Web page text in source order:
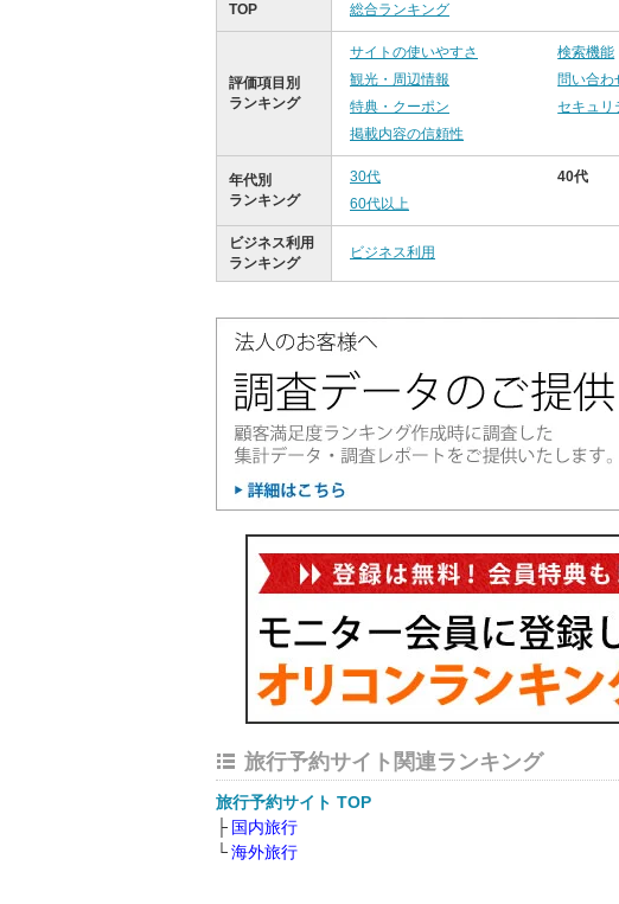
TOP 総合ランキング
評価項目別
ランキング
サイトの使いやすさ 検索機能
観光・周辺情報
問い合わ
特典・クーポン
セキュリ
掲載内容の信頼性
年代別
ランキング
30代 40代
60代以上
ビジネス利用
ランキング
ビジネス利用
旅行予約サイト関連ランキング
旅行予約サイト TOP
国内旅行
海外旅行